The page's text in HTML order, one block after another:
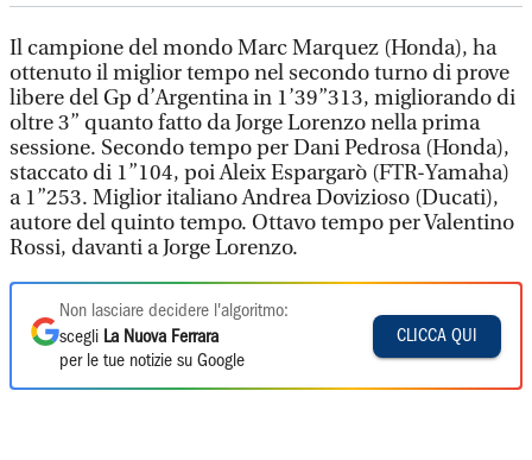
Il campione del mondo Marc Marquez (Honda), ha
ottenuto il miglior tempo nel secondo turno di prove
libere del Gp d’Argentina in 1’39”313, migliorando di
oltre 3” quanto fatto da Jorge Lorenzo nella prima
sessione. Secondo tempo per Dani Pedrosa (Honda),
staccato di 1”104, poi Aleix Espargarò (FTR-Yamaha)
a 1”253. Miglior italiano Andrea Dovizioso (Ducati),
autore del quinto tempo. Ottavo tempo per Valentino
Rossi, davanti a Jorge Lorenzo.
Non lasciare decidere l'algoritmo:
scegli La Nuova Ferrara
per le tue notizie su Google
CLICCA QUI